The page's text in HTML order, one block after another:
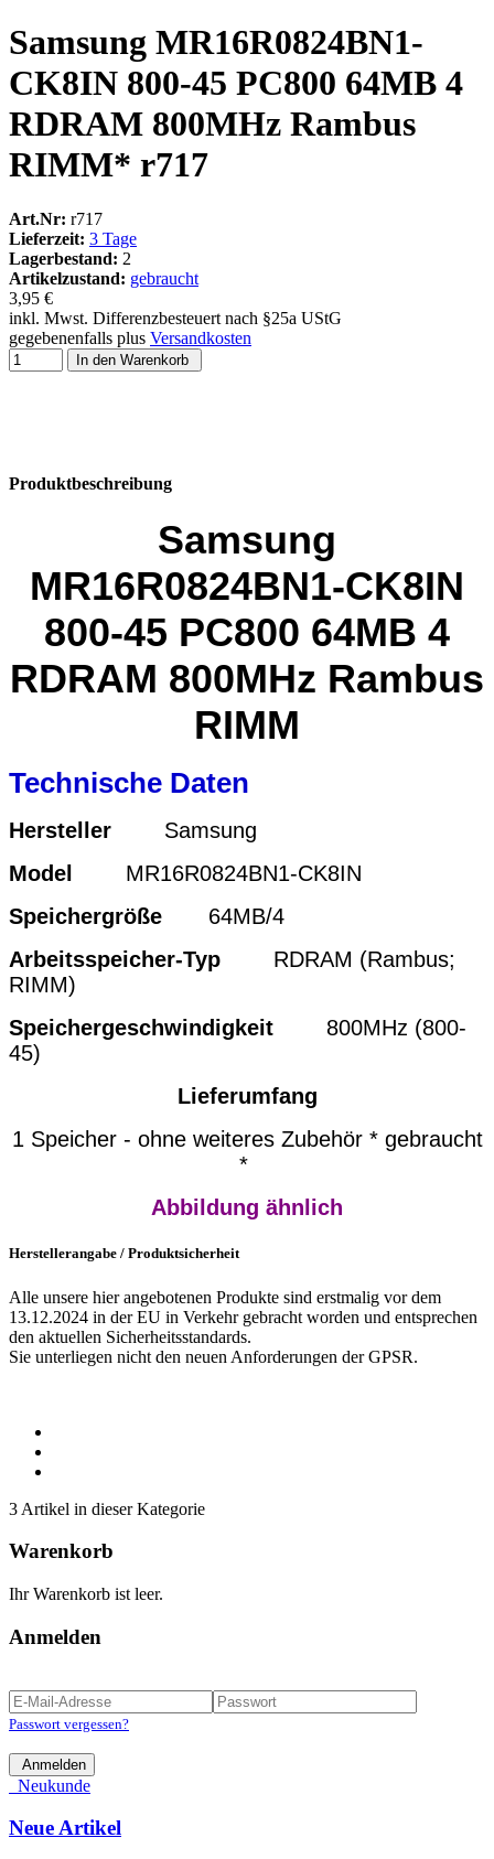
Samsung MR16R0824BN1-
CK8IN 800-45 PC800 64MB 4
RDRAM 800MHz Rambus
RIMM* r717
Art.Nr: r717
Lieferzeit: 3 Tage
Lagerbestand: 2
Artikelzustand: gebraucht
3,95 €
inkl. Mwst. Differenzbesteuert nach §25a UStG
gegebenenfalls plus Versandkosten
In den Warenkorb
Produktbeschreibung
Samsung
MR16R0824BN1-CK8IN
800-45 PC800 64MB 4
RDRAM 800MHz Rambus
RIMM
Technische Daten
Hersteller
Samsung
Model
MR16R0824BN1-CK8IN
Speichergröße 64MB/4
Arbeitsspeicher-Typ
RDRAM (Rambus;
RIMM)
Speichergeschwindigkeit
800MHz (800-
45)
Lieferumfang
1 Speicher - ohne weiteres Zubehör * gebraucht
*
Abbildung ähnlich
Herstellerangabe / Produktsicherheit
Alle unsere hier angebotenen Produkte sind erstmalig vor dem
13.12.2024 in der EU in Verkehr gebracht worden und entsprechen
den aktuellen Sicherheitsstandards.
Sie unterliegen nicht den neuen Anforderungen der GPSR.
3 Artikel in dieser Kategorie
Warenkorb
Ihr Warenkorb ist leer.
Anmelden
Passwort vergessen?
Anmelden
Neukunde
Neue Artikel